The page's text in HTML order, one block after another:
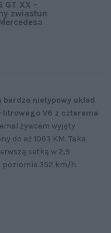
GT XX –
zwiastun
bardzo nietypowy układ
litrowego V6 z czterema
żywcem wyjęty
do aż 1063 KM. Taka
setką w 2,9
352 km/h.